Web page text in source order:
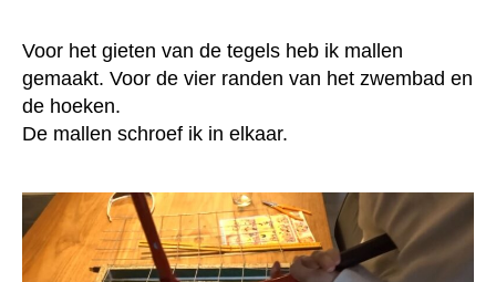
Voor het gieten van de tegels heb ik mallen
gemaakt. Voor de vier randen van het zwembad en
de hoeken.
De mallen schroef ik in elkaar.